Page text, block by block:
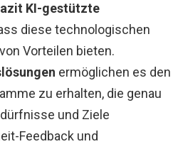
KI-gestützte
diese technologischen
Vorteilen bieten.
ermöglichen es den
zu erhalten, die genau
und Ziele
Feedback und